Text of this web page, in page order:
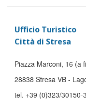
Ufficio Turistico
Città di Stresa
Piazza Marconi, 16 (a
28838 Stresa VB -
tel. +39 (0)323/30150-